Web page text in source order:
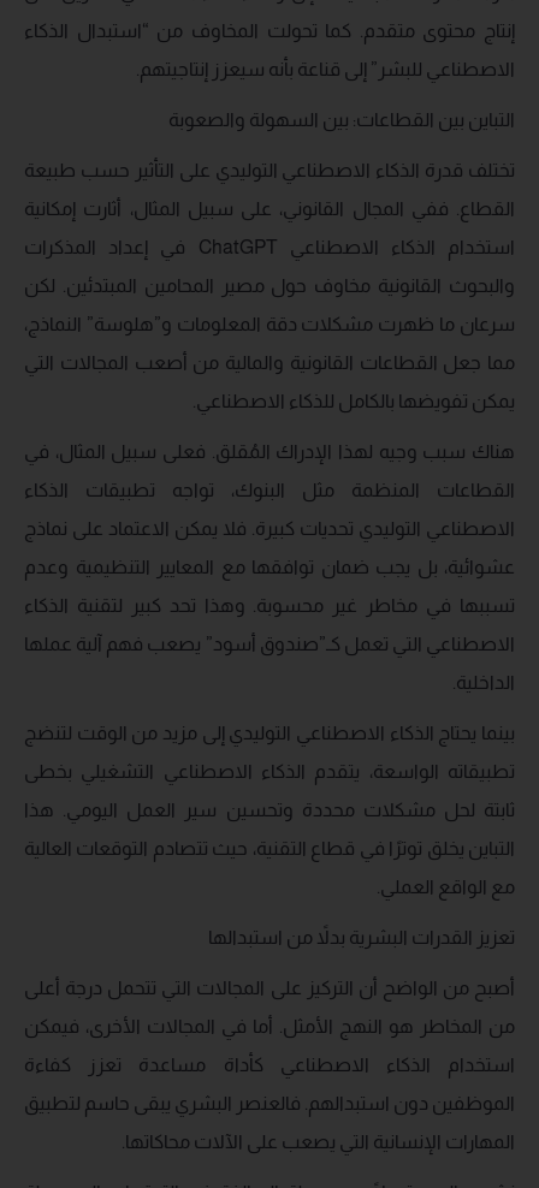
إنتاج محتوى متقدم. كما تحولت المخاوف من “استبدال الذكاء
الاصطناعي للبشر” إلى قناعة بأنه سيعزز إنتاجيتهم.
التباين بين القطاعات: بين السهولة والصعوبة
تختلف قدرة الذكاء الاصطناعي التوليدي على التأثير حسب طبيعة
القطاع. ففي المجال القانوني، على سبيل المثال، أثارت إمكانية
استخدام الذكاء الاصطناعي ChatGPT في إعداد المذكرات
والبحوث القانونية مخاوف حول مصير المحامين المبتدئين. لكن
سرعان ما ظهرت مشكلات دقة المعلومات و”هلوسة” النماذج،
مما جعل القطاعات القانونية والمالية من أصعب المجالات التي
يمكن تفويضها بالكامل للذكاء الاصطناعي.
هناك سبب وجيه لهذا الإدراك المُقلق. فعلى سبيل المثال، في
القطاعات المنظمة مثل البنوك، تواجه تطبيقات الذكاء
الاصطناعي التوليدي تحديات كبيرة. فلا يمكن الاعتماد على نماذج
عشوائية، بل يجب ضمان توافقها مع المعايير التنظيمية وعدم
تسببها في مخاطر غير محسوبة. وهذا تحد كبير لتقنية الذكاء
الاصطناعي التي تعمل كـ”صندوق أسود” يصعب فهم آلية عملها
الداخلية.
بينما يحتاج الذكاء الاصطناعي التوليدي إلى مزيد من الوقت لتنضج
تطبيقاته الواسعة، يتقدم الذكاء الاصطناعي التشغيلي بخطى
ثابتة لحل مشكلات محددة وتحسين سير العمل اليومي. هذا
التباين يخلق توترًا في قطاع التقنية، حيث تتصادم التوقعات العالية
مع الواقع العملي.
تعزيز القدرات البشرية بدلاً من استبدالها
أصبح من الواضح أن التركيز على المجالات التي تتحمل درجة أعلى
من المخاطر هو النهج الأمثل. أما في المجالات الأخرى، فيمكن
استخدام الذكاء الاصطناعي كأداة مساعدة تعزز كفاءة
الموظفين دون استبدالهم. فالعنصر البشري يبقى حاسم لتطبيق
المهارات الإنسانية التي يصعب على الآلات محاكاتها.